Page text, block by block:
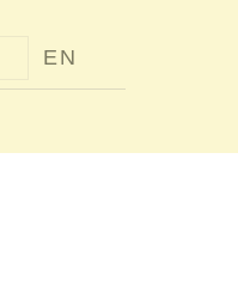
EN